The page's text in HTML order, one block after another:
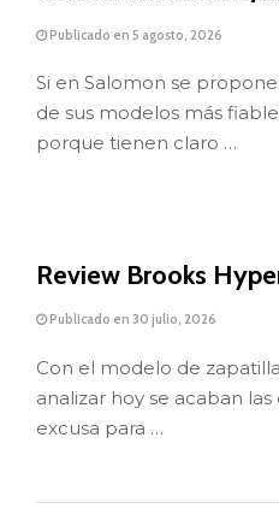
Publicado en 5 agosto, 2026
Si en Salomon se
de sus modelos más
porque tienen claro …
Review Brooks
Publicado en 30 julio, 2026
Con el modelo de
analizar hoy se acaban las
excusa para …